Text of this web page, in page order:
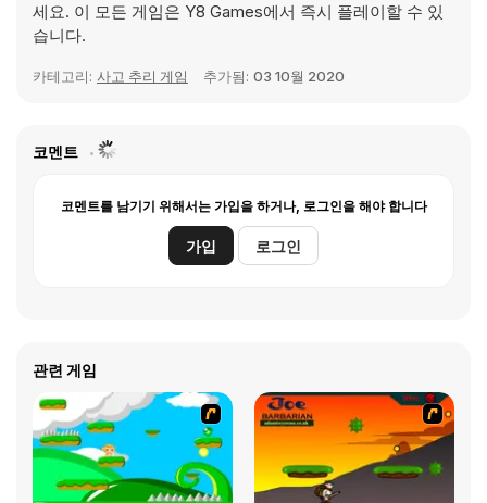
세요. 이 모든 게임은 Y8 Games에서 즉시 플레이할 수 있
습니다.
카테고리: 사고 추리 게임 추가됨: 03 10월 2020
코멘트
코멘트를 남기기 위해서는 가입을 하거나, 로그인을 해야 합니다
가입 로그인
관련 게임